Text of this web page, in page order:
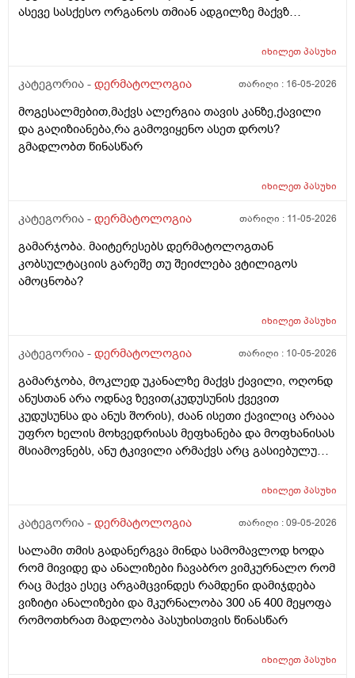
ასევე სასქესო ორგანოს თმიან ადგილზე მაქვზ
გაღიზიანება თავზე და ყურებში. ქავილი ზოგჯერ
მაინტერესებს, რისი ბრალი შეიძლება იყოს და რას
მაინც ბრუნდება დროდადრო
იხილეთპასუხი
კატეგორია - დერმატოლოგია თარიღი : 16-05-2026
მოგესალმებით,მაქვს ალერგია თავის კანზე,ქავილი
და გაღიზიანება,რა გამოვიყენო ასეთ დროს?
გმადლობთ წინასწარ
იხილეთპასუხი
კატეგორია - დერმატოლოგია თარიღი : 11-05-2026
გამარჯობა. მაიტერესებს დერმატოლოგთან
კობსულტაციის გარეშე თუ შეიძლება ვტილიგოს
ამოცნობა?
იხილეთპასუხი
კატეგორია - დერმატოლოგია თარიღი : 10-05-2026
გამარჯობა, მოკლედ უკანალზე მაქვს ქავილი, ოღონდ
ანუსთან არა ოდნავ ზევით(კუდუსუნის ქვევით
კუდუსუნსა და ანუს შორის), ძაან ისეთი ქავილიც არააა
უფრო ხელის მოხვედრისას მეფხანება და მოფხანისას
მსიამოვნებს, ანუ ტკივილი არმაქვს არც გასიებულუ
ოპერაცია ანუ ბეწვის ჩაბრუნება(ლაზერით) მაგის მერე
წყლით) ანუ არამგონია რომ გამიმეორდეს. ჭიები
გარშემო, ჰემოროიდიც მაქვს ოდნავ, სოკო შეიძლება
იყოს? ან კანის გაღიზიანება?
იხილეთპასუხი
კატეგორია - დერმატოლოგია თარიღი :09-05-2026
სალამი თმის გადანერგვა მინდა სამომავლოდ ხოდა
რომ მივიდე და ანალიზები ჩავაბრო ვიმკურნალო რომ
რაც მაქვა ესეც არგამცვინდეს რამდენი დამიჯდება
ვიზიტი ანალიზები და მკურნალობა 300 ან 400 მეყოფა
რომოთხრათ მადლობა პასუხისთვის წინასწარ
იხილეთპასუხი